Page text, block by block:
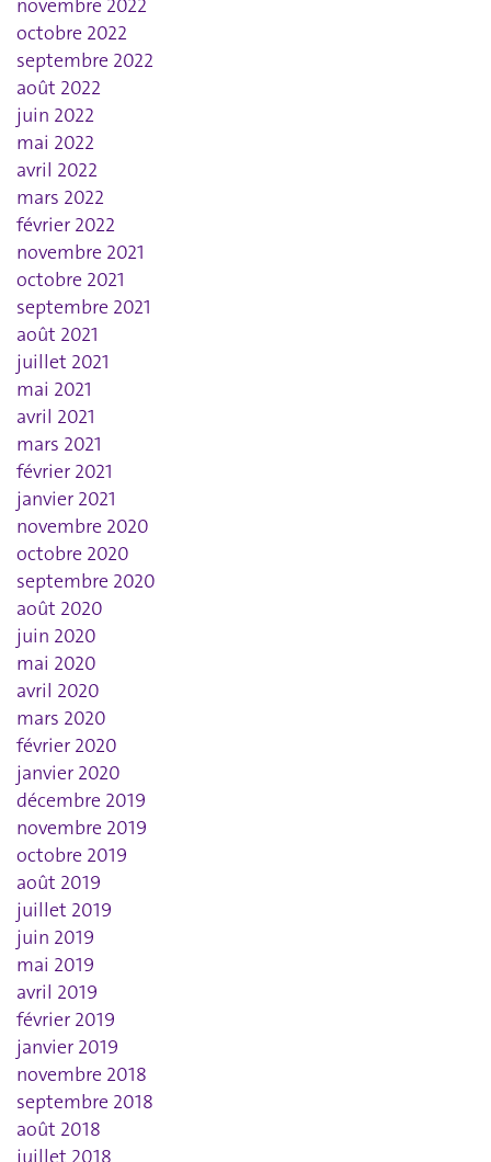
novembre 2022
octobre 2022
septembre 2022
août 2022
juin 2022
mai 2022
avril 2022
mars 2022
février 2022
novembre 2021
octobre 2021
septembre 2021
août 2021
juillet 2021
mai 2021
avril 2021
mars 2021
février 2021
janvier 2021
novembre 2020
octobre 2020
septembre 2020
août 2020
juin 2020
mai 2020
avril 2020
mars 2020
février 2020
janvier 2020
décembre 2019
novembre 2019
octobre 2019
août 2019
juillet 2019
juin 2019
mai 2019
avril 2019
février 2019
janvier 2019
novembre 2018
septembre 2018
août 2018
juillet 2018